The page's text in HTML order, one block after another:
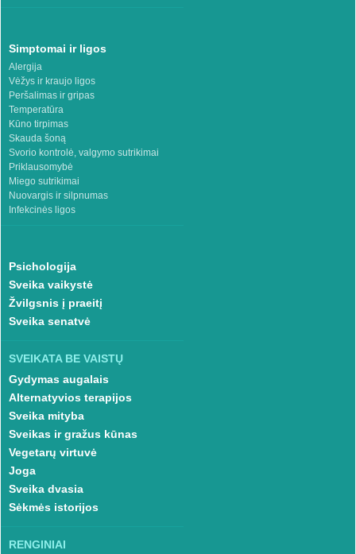
Simptomai ir ligos
Alergija
Vėžys ir kraujo ligos
Peršalimas ir gripas
Temperatūra
Kūno tirpimas
Skauda šoną
Svorio kontrolė, valgymo sutrikimai
Priklausomybė
Miego sutrikimai
Nuovargis ir silpnumas
Infekcinės ligos
Psichologija
Sveika vaikystė
Žvilgsnis į praeitį
Sveika senatvė
SVEIKATA BE VAISTŲ
Gydymas augalais
Alternatyvios terapijos
Sveika mityba
Sveikas ir gražus kūnas
Vegetarų virtuvė
Joga
Sveika dvasia
Sėkmės istorijos
RENGINIAI